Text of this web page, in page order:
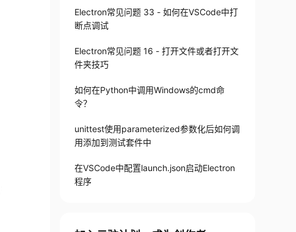
Electron常见问题 33 - 如何在VSCode中打
断点调试
Electron常见问题 16 - 打开文件或者打开文
件夹技巧
如何在Python中调用Windows的cmd命
令？
unittest使用parameterized参数化后如何调
用添加到测试套件中
在VSCode中配置launch.json启动Electron
程序